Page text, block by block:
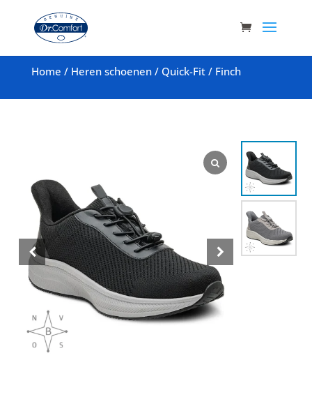
Home / Heren schoenen/ Quick-Fit/ Finch